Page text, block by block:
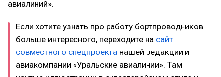
авиалиний».
Если хотите узнать про работу бортпроводников
больше интересного, переходите на сайт
совместного спецпроекта нашей редакции и
авиакомпании «Уральские авиалинии». Там